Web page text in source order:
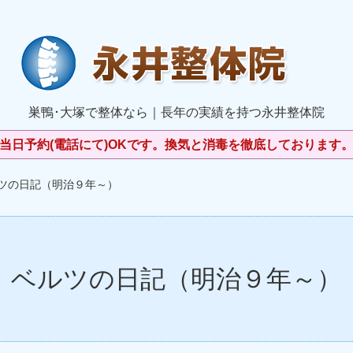
巣鴨･大塚で整体なら｜長年の実績を持つ永井整体院
当日予約(電話にて)OKです。換気と消毒を徹底しております。
の日記（明治９年～）
ベルツの日記（明治９年～）